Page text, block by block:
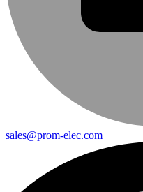
sales@prom-elec.com